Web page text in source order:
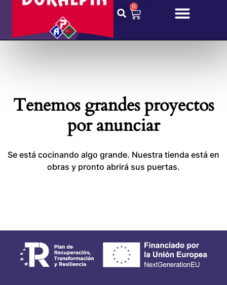
0
Tenemos grandes proyectos
por anunciar
Se está cocinando algo grande. Nuestra tienda está en
obras y pronto abrirá sus puertas.